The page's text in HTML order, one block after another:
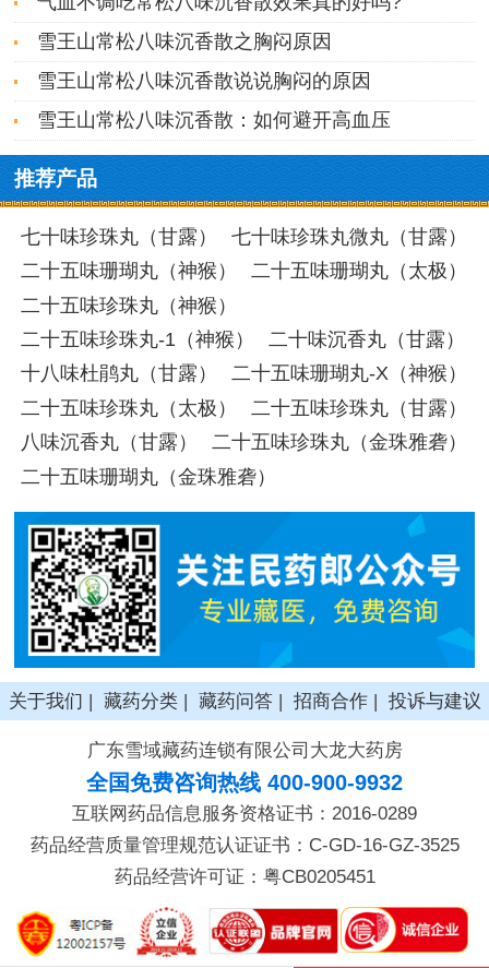
雪王山常松八味沉香散之胸闷原因
雪王山常松八味沉香散说说胸闷的原因
雪王山常松八味沉香散：如何避开高血压
推荐产品
七十味珍珠丸（甘露）
七十味珍珠丸微丸（甘露）
二十五味珊瑚丸（神猴）
二十五味珊瑚丸（太极）
二十五味珍珠丸（神猴）
二十五味珍珠丸-1（神猴）
二十味沉香丸（甘露）
十八味杜鹃丸（甘露）
二十五味珊瑚丸-X（神猴）
二十五味珍珠丸（太极）
二十五味珍珠丸（甘露）
八味沉香丸（甘露）
二十五味珍珠丸（金珠雅砻）
二十五味珊瑚丸（金珠雅砻）
关于我们 藏药分类| 藏药问答| 招商合作| 投诉与建议
广东雪域藏药连锁有限公司大龙大药房
全国免费咨询热线 400-900-9932
互联网药品信息服务资格证书：2016-0289
药品经营质量管理规范认证证书：C-GD-16-GZ-3525
药品经营许可证：粤CB0205451